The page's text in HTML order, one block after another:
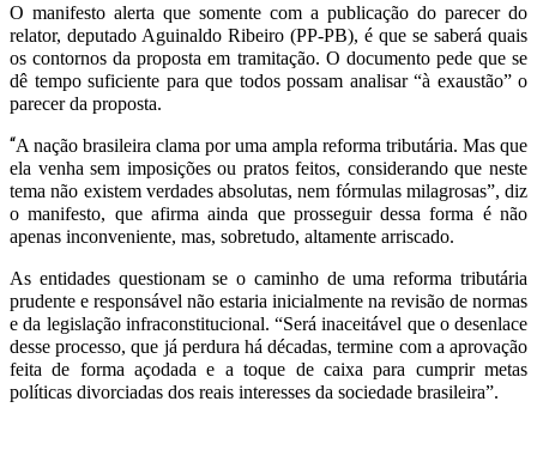
O manifesto alerta que somente com a publicação do parecer do
relator, deputado Aguinaldo Ribeiro (PP-PB), é que se saberá quais
os contornos da proposta em tramitação. O documento pede que se
dê tempo suficiente para que todos possam analisar “à exaustão” o
parecer da proposta.
“A nação brasileira clama por uma ampla reforma tributária. Mas que
ela venha sem imposições ou pratos feitos, considerando que neste
tema não existem verdades absolutas, nem fórmulas milagrosas”, diz
o manifesto, que afirma ainda que prosseguir dessa forma é não
apenas inconveniente, mas, sobretudo, altamente arriscado.
As entidades questionam se o caminho de uma reforma tributária
prudente e responsável não estaria inicialmente na revisão de normas
e da legislação infraconstitucional. “Será inaceitável que o desenlace
desse processo, que já perdura há décadas, termine com a aprovação
feita de forma açodada e a toque de caixa para cumprir metas
políticas divorciadas dos reais interesses da sociedade brasileira”.